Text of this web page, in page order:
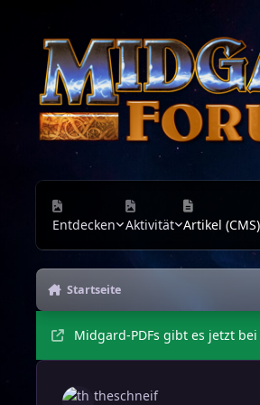
Entdecken Aktivität Artikel (CMS)
Startseite
Midgard-PDFs gibt es jetzt
theschneif